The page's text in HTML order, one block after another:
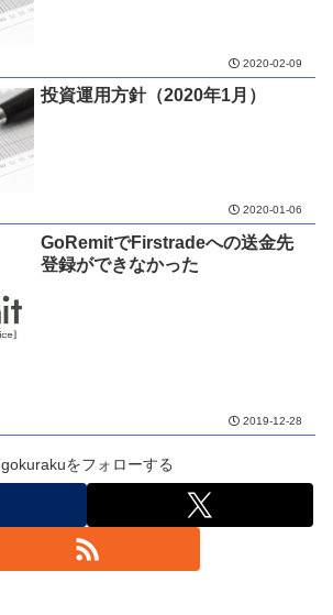
2020-02-09
投資運用方針（2020年1月）
2020-01-06
GoRemitでFirstradeへの送金先
登録ができなかった
2019-12-28
gokurakuをフォローする